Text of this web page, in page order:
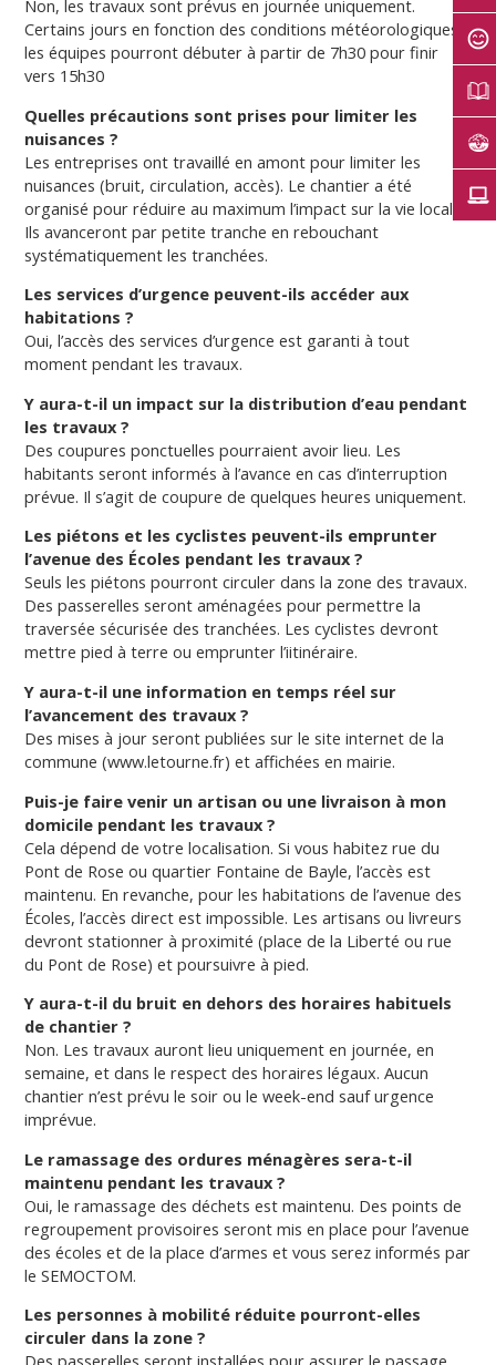
Non, les travaux sont prévus en journée uniquement.
Certains jours en fonction des conditions météorologiques,
les équipes pourront débuter à partir de 7h30 pour finir
vers 15h30
Quelles précautions sont prises pour limiter les
nuisances ?
Les entreprises ont travaillé en amont pour limiter les
nuisances (bruit, circulation, accès). Le chantier a été
organisé pour réduire au maximum l’impact sur la vie locale.
Ils avanceront par petite tranche en rebouchant
systématiquement les tranchées.
Les services d’urgence peuvent-ils accéder aux
habitations ?
Oui, l’accès des services d’urgence est garanti à tout
moment pendant les travaux.
Y aura-t-il un impact sur la distribution d’eau pendant
les travaux ?
Des coupures ponctuelles pourraient avoir lieu. Les
habitants seront informés à l’avance en cas d’interruption
prévue. Il s’agit de coupure de quelques heures uniquement.
Les piétons et les cyclistes peuvent-ils emprunter
l’avenue des Écoles pendant les travaux ?
Seuls les piétons pourront circuler dans la zone des travaux.
Des passerelles seront aménagées pour permettre la
traversée sécurisée des tranchées. Les cyclistes devront
mettre pied à terre ou emprunter l’iitinéraire.
Y aura-t-il une information en temps réel sur
l’avancement des travaux ?
Des mises à jour seront publiées sur le site internet de la
commune (www.letourne.fr) et affichées en mairie.
Puis-je faire venir un artisan ou une livraison à mon
domicile pendant les travaux ?
Cela dépend de votre localisation. Si vous habitez rue du
Pont de Rose ou quartier Fontaine de Bayle, l’accès est
maintenu. En revanche, pour les habitations de l’avenue des
Écoles, l’accès direct est impossible. Les artisans ou livreurs
devront stationner à proximité (place de la Liberté ou rue
du Pont de Rose) et poursuivre à pied.
Y aura-t-il du bruit en dehors des horaires habituels
de chantier ?
Non. Les travaux auront lieu uniquement en journée, en
semaine, et dans le respect des horaires légaux. Aucun
chantier n’est prévu le soir ou le week-end sauf urgence
imprévue.
Le ramassage des ordures ménagères sera-t-il
maintenu pendant les travaux ?
Oui, le ramassage des déchets est maintenu. Des points de
regroupement provisoires seront mis en place pour l’avenue
des écoles et de la place d’armes et vous serez informés par
le SEMOCTOM.
Les personnes à mobilité réduite pourront-elles
circuler dans la zone ?